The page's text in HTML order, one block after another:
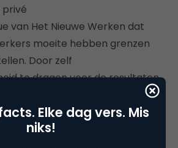
privé
van Het Nieuwe Werken dat
moeite hebben grenzen
Door zelf
te dragen voor de resultaten,
goed zijn. Hierdoor zijn mensen
werken en vergeten dat
essentieel zijn om de prestatie
Elke dag vers. Mis
niks!